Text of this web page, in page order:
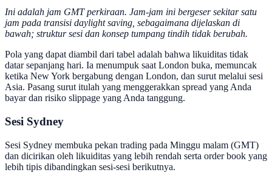
Ini adalah jam GMT perkiraan. Jam-jam ini bergeser sekitar satu
jam pada transisi daylight saving, sebagaimana dijelaskan di
bawah; struktur sesi dan konsep tumpang tindih tidak berubah.
Pola yang dapat diambil dari tabel adalah bahwa likuiditas tidak
datar sepanjang hari. Ia menumpuk saat London buka, memuncak
ketika New York bergabung dengan London, dan surut melalui sesi
Asia. Pasang surut itulah yang menggerakkan spread yang Anda
bayar dan risiko slippage yang Anda tanggung.
Sesi Sydney
Sesi Sydney membuka pekan trading pada Minggu malam (GMT)
dan dicirikan oleh likuiditas yang lebih rendah serta order book yang
lebih tipis dibandingkan sesi-sesi berikutnya.